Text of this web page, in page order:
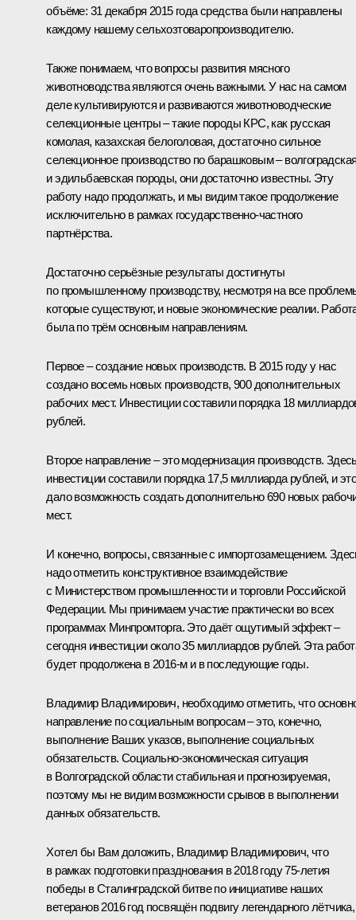
объёме: 31 декабря 2015 года средства были направлены
каждому нашему сельхозтоваропроизводителю.
Также понимаем, что вопросы развития мясного
животноводства являются очень важными. У нас на самом
деле культивируются и развиваются животноводческие
селекционные центры – такие породы КРС, как русская
комолая, казахская белоголовая, достаточно сильное
селекционное производство по барашковым –
и эдильбаевская породы, они достаточно известны. Эту
работу надо продолжать, и мы видим такое продолжение
исключительно в рамках государственно-частного
партнёрства.
Достаточно серьёзные результаты достигнуты
по промышленному производству, несмотря на все
которые существуют, и новые экономические реалии.
была по трём основным направлениям.
Первое – создание новых производств. В 2015 году у нас
создано восемь новых производств, 900 дополнительных
рабочих мест. Инвестиции составили порядка 18
рублей.
Второе направление – это модернизация производств.
инвестиции составили порядка 17,5 миллиарда рублей, и
дало возможность создать дополнительно 690 новых
мест.
И конечно, вопросы, связанные с импортозамещением.
надо отметить конструктивное взаимодействие
с Министерством промышленности и торговли Российской
Федерации. Мы принимаем участие практически во всех
программах Минпромторга. Это даёт ощутимый эффект –
сегодня инвестиции около 35 миллиардов рублей. Эта
будет продолжена в 2016-м и в последующие годы.
Владимир Владимирович, необходимо отметить, что
направление по социальным вопросам – это, конечно,
выполнение Ваших указов, выполнение социальных
обязательств. Социально-экономическая ситуация
в Волгоградской области стабильная и прогнозируемая,
поэтому мы не видим возможности срывов в выполнении
данных обязательств.
Хотел бы Вам доложить, Владимир Владимирович, что
в рамках подготовки празднования в 2018 году 75-летия
победы в Сталинградской битве по инициативе наших
ветеранов 2016 год посвящён подвигу легендарного лётчика,